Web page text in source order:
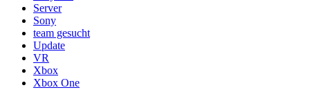
Server
Sony
team gesucht
Update
VR
Xbox
Xbox One